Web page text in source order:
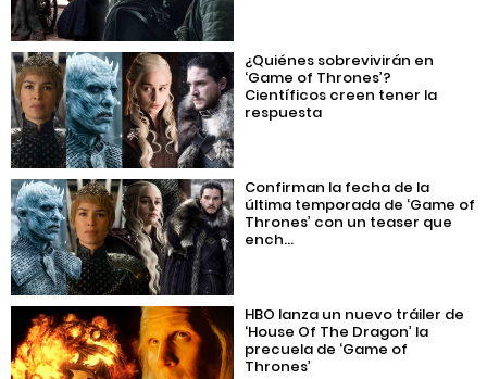
¿Quiénes sobrevivirán en
‘Game of Thrones’?
Científicos creen tener la
respuesta
Confirman la fecha de la
última temporada de ‘Game of
Thrones’ con un teaser que
ench...
HBO lanza un nuevo tráiler de
‘House Of The Dragon’ la
precuela de ‘Game of
Thrones’